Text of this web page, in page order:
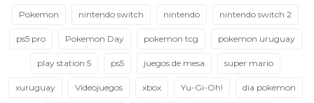
Pokemon nintendo switch nintendo nintendo switch 2
ps5 pro Pokemon Day pokemon tcg pokemon uruguay
play station 5 ps5 juegos de mesa super mario
xuruguay Videojuegos xbox Yu-Gi-Oh! dia pokemon